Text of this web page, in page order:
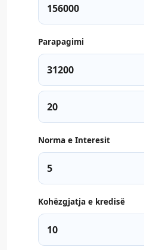
Parapagimi
Norma e Interesit
Kohëzgjatja e kredisë